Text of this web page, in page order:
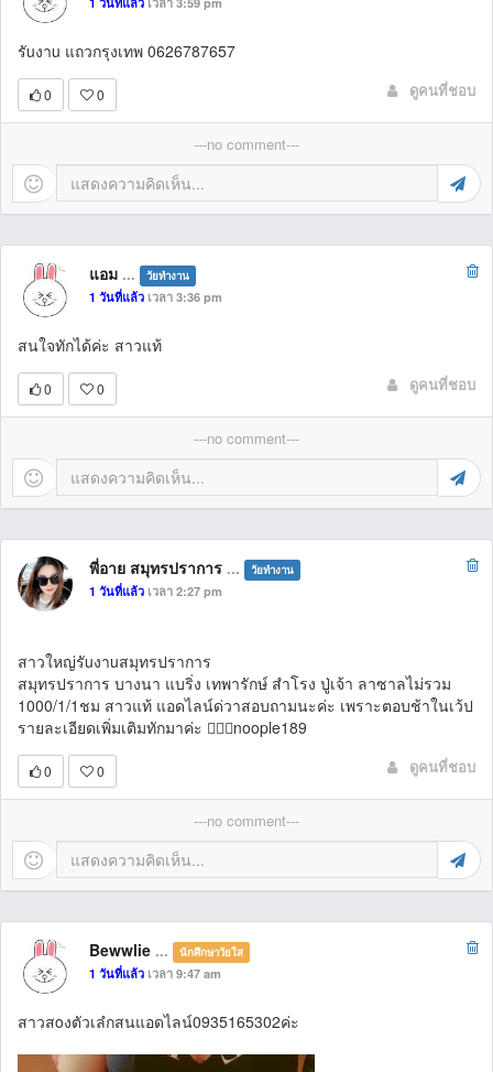
รัuงาu แถวกรุงเทพ 0626787657
0 0 ดูคนที่ชอบ
---no comment---
แอม ... วัยทำงาน
1 วันที่แล้ว เวลา 3:36 pm
สนใจทักได้ค่ะ สาวแท้
0 0 ดูคนที่ชอบ
---no comment---
พี่อาย สมุทรปราการ ... วัยทำงาน
1 วันที่แล้ว เวลา 2:27 pm
สาวใหญ่รัuงาuสมุทรปราการ
สมุทรปราการ บางนา แบริ่ง เทพารักษ์ สำโรง ปู่เจ้า ลาซาลไม่รวม
1000/1/1ชม สาวแท้ แอดไลน์ด่วาสอบถามนะค่ะ เพราะตอบช้าในเว้ป
รายละเอียดเพิ่มเติมทักมาค่ะ 👉🏻🆔noople189
0 0 ดูคนที่ชอบ
---no comment---
Bewwlie ... นักศึกษาวัยใส
1 วันที่แล้ว เวลา 9:47 am
สาวสoงตัวเลํกสนแอดไลน์0935165302ค่ะ